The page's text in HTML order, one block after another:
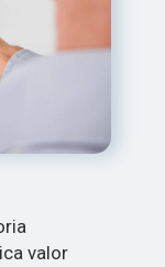
valor